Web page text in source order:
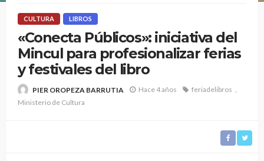
CULTURA LIBROS
«Conecta Públicos»: iniciativa del
Mincul para profesionalizar ferias
y festivales del libro
PIER OROPEZA BARRUTIA Hace 4 años
feriadelibros
Ministerio de Cultura